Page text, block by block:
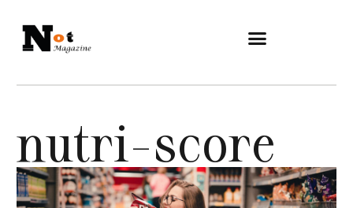
nutri-score